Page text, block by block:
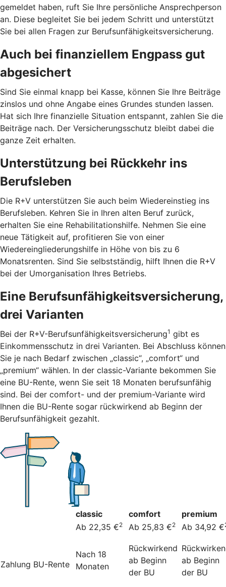
gemeldet haben, ruft Sie Ihre persönliche Ansprechperson
an. Diese begleitet Sie bei jedem Schritt und unterstützt
Sie bei allen Fragen zur Berufsunfähigkeitsversicherung.
Auch bei finanziellem Engpass gut
abgesichert
Sind Sie einmal knapp bei Kasse, können Sie Ihre Beiträge
zinslos und ohne Angabe eines Grundes stunden lassen.
Hat sich Ihre finanzielle Situation entspannt, zahlen Sie die
Beiträge nach. Der Versicherungsschutz bleibt dabei die
ganze Zeit erhalten.
Unterstützung bei Rückkehr ins
Berufsleben
Die R+V unterstützen Sie auch beim Wiedereinstieg ins
Berufsleben. Kehren Sie in Ihren alten Beruf zurück,
erhalten Sie eine Rehabilitationshilfe. Nehmen Sie eine
neue Tätigkeit auf, profitieren Sie von einer
Wiedereingliederungshilfe in Höhe von bis zu 6
Monatsrenten. Sind Sie selbstständig, hilft Ihnen die R+V
bei der Umorganisation Ihres Betriebs.
Eine Berufsunfähigkeitsversicherung,
drei Varianten
Bei der R+V-Berufsunfähigkeitsversicherung1 gibt es
Einkommensschutz in drei Varianten. Bei Abschluss können
Sie je nach Bedarf zwischen „classic“, „comfort“ und
„premium“ wählen. In der classic-Variante bekommen Sie
eine BU-Rente, wenn Sie seit 18 Monaten berufsunfähig
sind. Bei der comfort- und der premium-Variante wird
Ihnen die BU-Rente sogar rückwirkend ab Beginn der
Berufsunfähigkeit gezahlt.
classic comfort
premium
Ab 22,35 €2 Ab 25,83 €2 Ab 34,92 €
Zahlung BU-Rente
Nach 18
Monaten
Rückwirkend
ab Beginn
der BU
ab Beginn
der BU